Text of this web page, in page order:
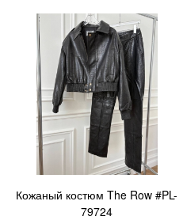
Кожаный костюм The Row #PL-
79724